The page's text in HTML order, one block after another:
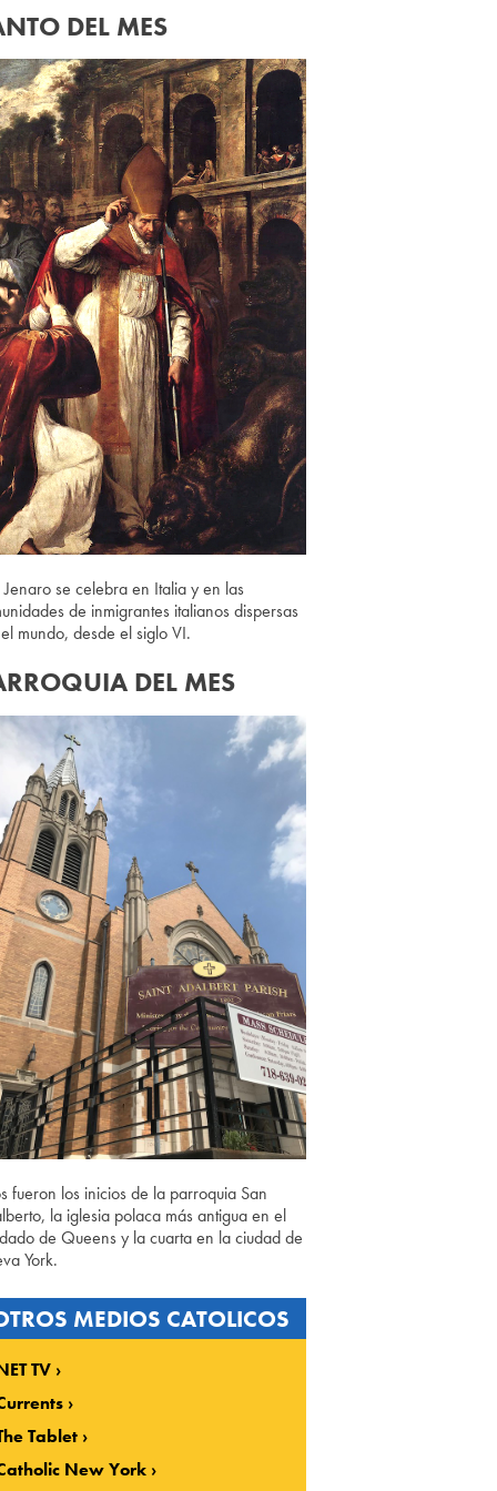
DEL MES
Jenaro se celebra en Italia y en las
de inmigrantes italianos dispersas
mundo, desde el siglo VI.
DEL MES
fueron los inicios de la parroquia San
la iglesia polaca más antigua en el
de Queens y la cuarta en la ciudad de
York.
MEDIOS CATOLICOS
TV
Tablet
New York